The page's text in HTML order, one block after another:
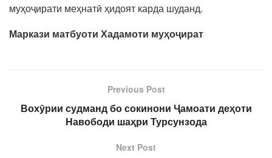
муҳоҷирати меҳнатӣ ҳидоят карда шуданд.
Маркази матбуоти Хадамоти муҳоҷират
Previous Post
Вохӯрии судманд бо сокинони Ҷамоати деҳоти
Навободи шаҳри Турсунзода
Next Post